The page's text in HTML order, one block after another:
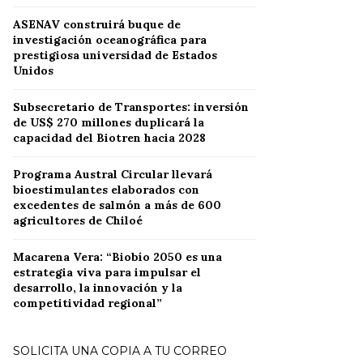
ASENAV construirá buque de
investigación oceanográfica para
prestigiosa universidad de Estados
Unidos
Subsecretario de Transportes: inversión
de US$ 270 millones duplicará la
capacidad del Biotren hacia 2028
Programa Austral Circular llevará
bioestimulantes elaborados con
excedentes de salmón a más de 600
agricultores de Chiloé
Macarena Vera: “Biobío 2050 es una
estrategia viva para impulsar el
desarrollo, la innovación y la
competitividad regional”
SOLICITA UNA COPIA A TU CORREO